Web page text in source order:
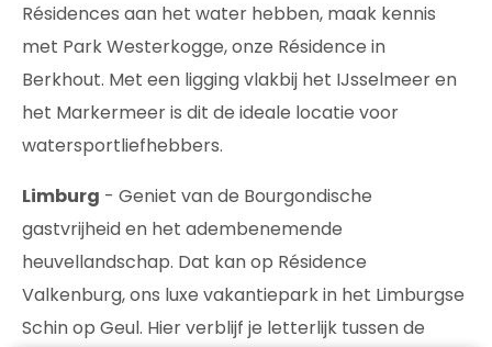
Résidences aan het water hebben, maak kennis
met Park Westerkogge, onze Résidence in
Berkhout. Met een ligging vlakbij het IJsselmeer en
het Markermeer is dit de ideale locatie voor
watersportliefhebbers.
Limburg - Geniet van de Bourgondische
gastvrijheid en het adembenemende
heuvellandschap. Dat kan op Résidence
Valkenburg, ons luxe vakantiepark in het Limburgse
Schin op Geul. Hier verblijf je letterlijk tussen de